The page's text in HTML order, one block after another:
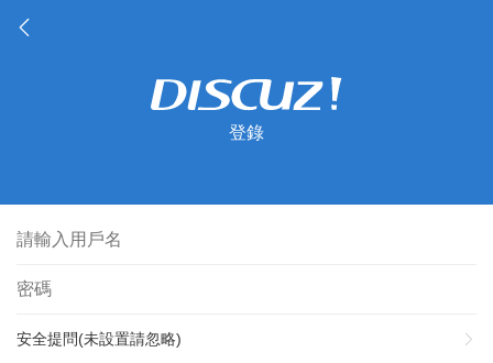
登錄
安全提問(未設置請忽略)